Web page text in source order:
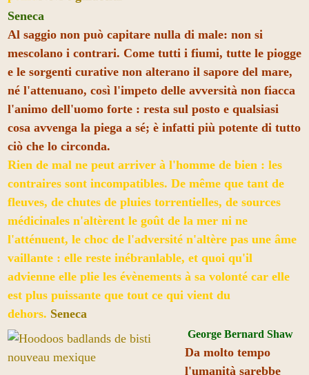
Seneca
Al saggio non può capitare nulla di male: non si
mescolano i contrari. Come tutti i fiumi, tutte le piogge
e le sorgenti curative non alterano il sapore del mare,
né l'attenuano, così l'impeto delle avversità non fiacca
l'animo dell'uomo forte : resta sul posto e qualsiasi
cosa avvenga la piega a sé; è infatti più potente di tutto
ciò che lo circonda.
Rien de mal ne peut arriver à l'homme de bien : les
contraires sont incompatibles. De même que tant de
fleuves, de chutes de pluies torrentielles, de sources
médicinales n'altèrent le goût de la mer ni ne
l'atténuent, le choc de l'adversité n'altère pas une âme
vaillante : elle reste inébranlable, et quoi qu'il
advienne elle plie les évènements à sa volonté car elle
est plus puissante que tout ce qui vient du
dehors. Seneca
George Bernard Shaw
Da molto tempo
l'umanità sarebbe